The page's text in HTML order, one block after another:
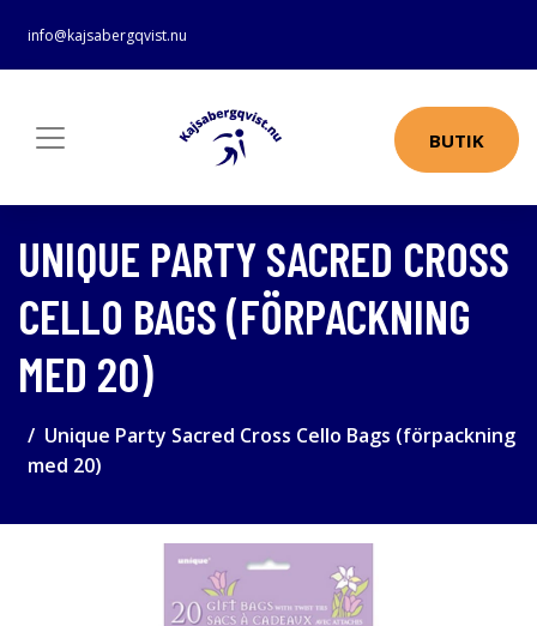
info@kajsabergqvist.nu
BUTIK
UNIQUE PARTY SACRED CROSS
CELLO BAGS (FÖRPACKNING
MED 20)
Unique Party Sacred Cross Cello Bags (förpackning
med 20)